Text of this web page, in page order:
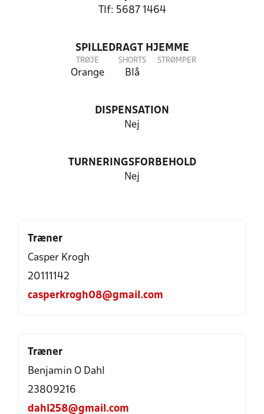
Tlf: 5687 1464
SPILLEDRAGT HJEMME
TRØJE
Orange
SHORTS
Blå
STRØMPER
DISPENSATION
Nej
TURNERINGSFORBEHOLD
Nej
Træner
Casper Krogh
20111142
casperkrogh08@gmail.com
Træner
Benjamin O Dahl
23809216
dahl258@gmail.com